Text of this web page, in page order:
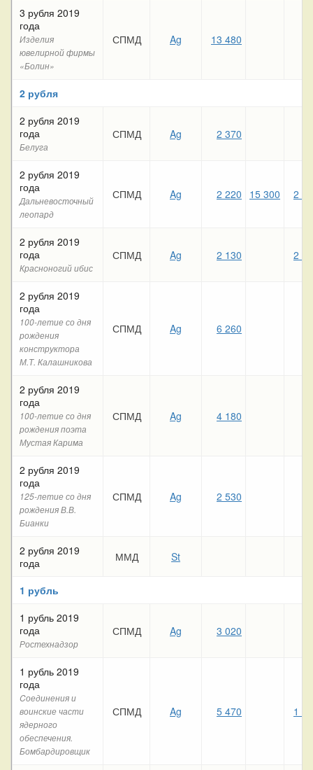
3 рубля 2019
года
Изделия
ювелирной фирмы
«Болин»
СПМД Ag 13 480
2 рубля
2 рубля 2019
года
Белуга
СПМД Ag 2 370
2 рубля 2019
года
Дальневосточный
леопард
СПМД Ag 2 220 15 300 2
2 рубля 2019
года
Красноногий ибис
СПМД Ag 2 130 2
2 рубля 2019
года
100-летие со дня
рождения
конструктора
М.Т. Калашникова
СПМД Ag 6 260
2 рубля 2019
года
100-летие со дня
рождения поэта
Мустая Карима
СПМД Ag 4 180
2 рубля 2019
года
125-летие со дня
рождения В.В.
Бианки
СПМД Ag 2 530
2 рубля 2019
года
ММД St
1 рубль
1 рубль 2019
года
Ростехнадзор
СПМД Ag 3 020
1 рубль 2019
года
Cоединения и
воинские части
ядерного
обеспечения.
Бомбардировщик
СПМД Ag 5 470 1